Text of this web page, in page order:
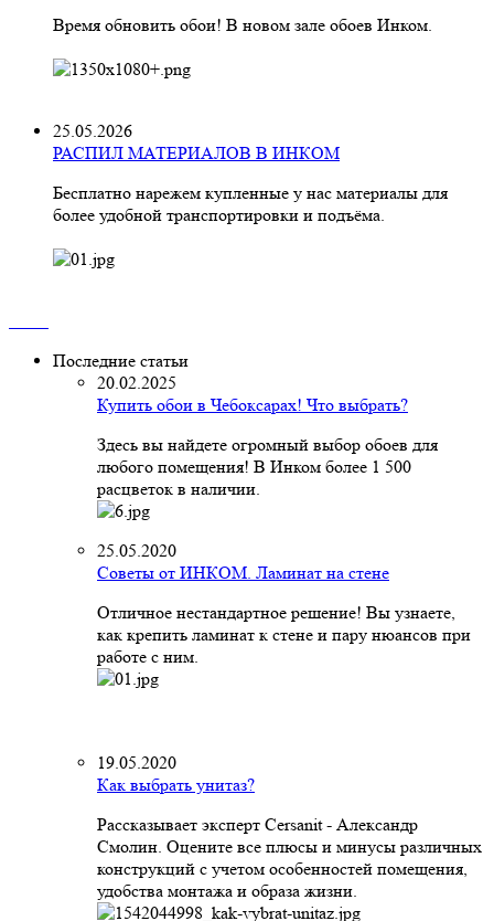
Время обновить обои! В новом зале обоев Инком.
25.05.2026
РАСПИЛ МАТЕРИАЛОВ В ИНКОМ
Бесплатно нарежем купленные у нас материалы для
более удобной транспортировки и подъёма.
Последние статьи
20.02.2025
Купить обои в Чебоксарах! Что выбрать?
Здесь вы найдете огромный выбор обоев для
любого помещения! В Инком более 1 500
расцветок в наличии.
25.05.2020
Советы от ИНКОМ. Ламинат на стене
Отличное нестандартное решение! Вы узнаете,
как крепить ламинат к стене и пару нюансов при
работе с ним.
19.05.2020
Как выбрать унитаз?
Рассказывает эксперт Cersanit - Александр
Смолин. Оцените все плюсы и минусы различных
конструкций с учетом особенностей помещения,
удобства монтажа и образа жизни.